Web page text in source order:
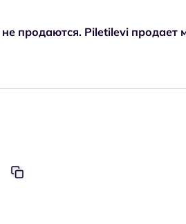
продаются. Piletilevi продает